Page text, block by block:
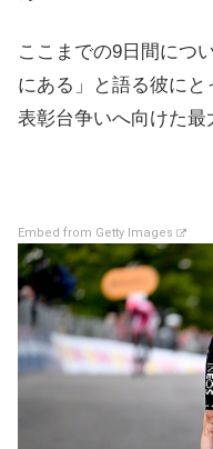
ここまでの9日間につ
にある」と語る彼に
表彰台争いへ向けた最
Embed from Getty Images